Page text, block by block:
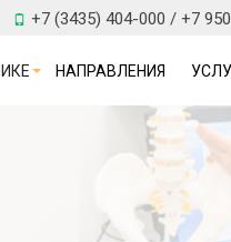
+7 (3435) 404-000 / +7
НАПРАВЛЕНИЯ